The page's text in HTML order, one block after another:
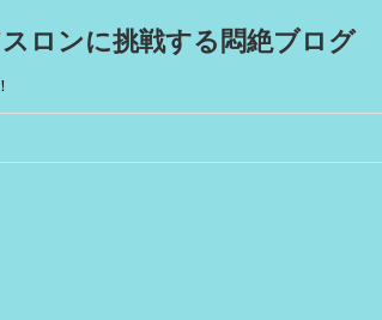
ロンに挑戦する悶絶ブログ